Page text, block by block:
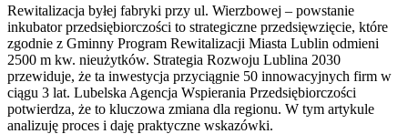
Rewitalizacja byłej fabryki przy ul. Wierzbowej – powstanie
inkubator przedsiębiorczości to strategiczne przedsięwzięcie, które
zgodnie z Gminny Program Rewitalizacji Miasta Lublin odmieni
2500 m kw. nieużytków. Strategia Rozwoju Lublina 2030
przewiduje, że ta inwestycja przyciągnie 50 innowacyjnych firm w
ciągu 3 lat. Lubelska Agencja Wspierania Przedsiębiorczości
potwierdza, że to kluczowa zmiana dla regionu. W tym artykule
analizuję proces i daję praktyczne wskazówki.